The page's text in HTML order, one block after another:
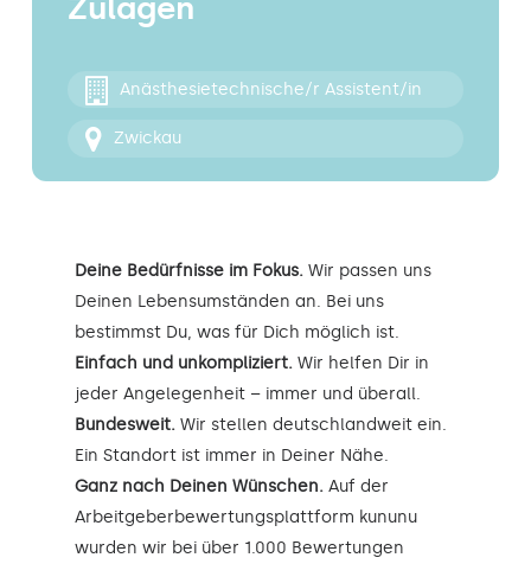
Kontakt
Zulagen
Anästhesietechnische/r Assistent/in
Zwickau
Deine Bedürfnisse im Fokus. Wir passen uns
Deinen Lebensumständen an. Bei uns
bestimmst Du, was für Dich möglich ist.
Einfach und unkompliziert. Wir helfen Dir in
jeder Angelegenheit – immer und überall.
Bundesweit. Wir stellen deutschlandweit ein.
Ein Standort ist immer in Deiner Nähe.
Ganz nach Deinen Wünschen. Auf der
Arbeitgeberbewertungsplattform kununu
wurden wir bei über 1.000 Bewertungen